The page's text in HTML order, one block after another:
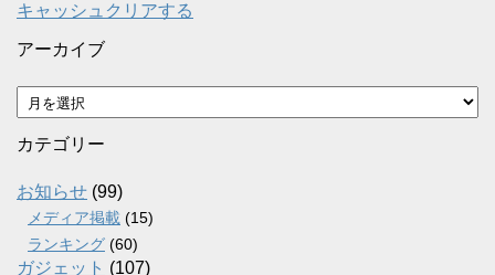
キャッシュクリアする
アーカイブ
ア
ー
カ
ブ
カテゴリー
お知らせ (99)
メディア掲載 (15)
ランキング (60)
ガジェット (107)